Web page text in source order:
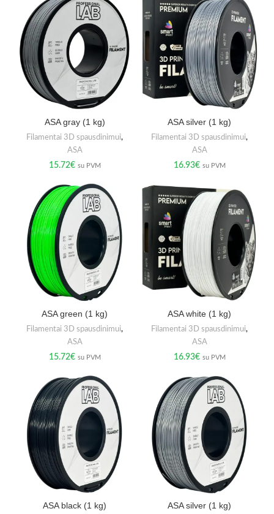
ASA gray (1 kg)
Filamentai 3D spausdinimui,
ASA
15.72€ su PVM
ASA silver (1 kg)
Filamentai 3D spausdinimui,
ASA
16.93€ su PVM
ASA green (1 kg)
Filamentai 3D spausdinimui,
ASA
15.72€ su PVM
ASA white (1 kg)
Filamentai 3D spausdinimui,
ASA
16.93€ su PVM
ASA black (1 kg) ASA silver (1 kg)